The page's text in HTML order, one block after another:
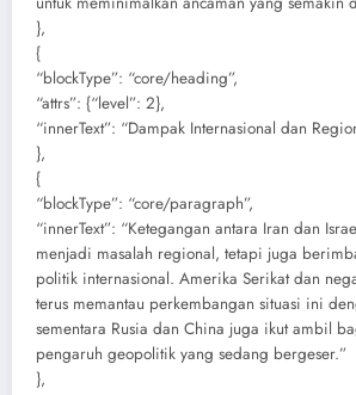
},
{
“blockType”: “core/heading”,
“attrs”: {“level”: 2},
“innerText”: “Dampak Internasional dan
},
{
“blockType”: “core/paragraph”,
“innerText”: “Ketegangan antara Iran dan
menjadi masalah regional, tetapi juga
politik internasional. Amerika Serikat dan
terus memantau perkembangan situasi ini
sementara Rusia dan China juga ikut ambil
pengaruh geopolitik yang sedang bergeser.”
},